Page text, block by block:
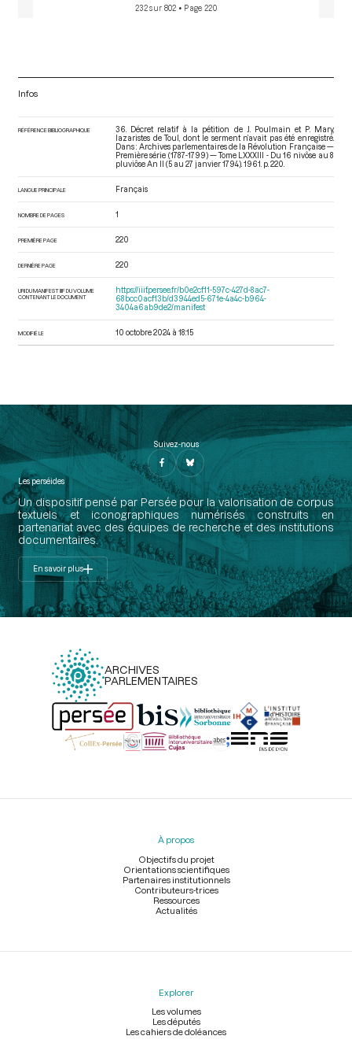
232 sur 802 • Page 220
Infos
RÉFÉRENCE BIBLIOGRAPHIQUE
36. Décret relatif à la pétition de J. Poulmain et P. Mary,
lazaristes de Toul, dont le serment n’avait pas été enregistré.
Dans : Archives parlementaires de la Révolution Française —
Première série (1787-1799) — Tome LXXXIII - Du 16 nivôse au 8
pluviôse An II (5 au 27 janvier 1794) . 1961. p. 220.
LANGUE PRINCIPALE Français
NOMBRE DE PAGES 1
PREMIÈRE PAGE 220
DERNIÈRE PAGE 220
URI DU MANIFEST IIIF DU VOLUME
CONTENANT LE DOCUMENT
https://iiif.persee.fr/b0e2cf11-597c-427d-8ac7-
68bcc0acf13b/d3944ed5-671e-4a4c-b964-
3404a6ab9de2/manifest
MODIFIÉ LE 10 octobre 2024 à 18:15
Suivez-nous
Les perséides
Un dispositif pensé par Persée pour la valorisation de corpus
textuels et iconographiques numérisés construits en
partenariat avec des équipes de recherche et des institutions
documentaires.
En savoir plus
ARCHIVES
PARLEMENTAIRES
Menu
À propos
Objectifs du projet
Orientations scientifiques
Partenaires institutionnels
Contributeurs-trices
Ressources
Actualités
Explorer
Les volumes
Les députés
Les cahiers de doléances